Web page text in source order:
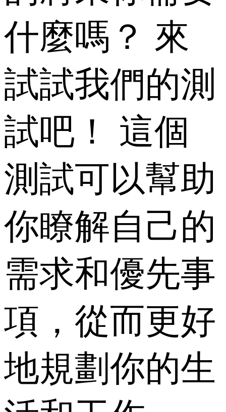
什麼嗎？ 來
試試我們的測
試吧！ 這個
測試可以幫助
你瞭解自己的
需求和優先事
項，從而更好
地規劃你的生